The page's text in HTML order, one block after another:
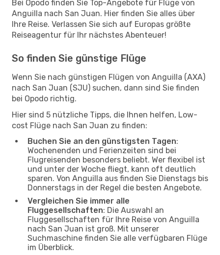
Bei Opodo finden Sie Top-Angebote für Flüge von
Anguilla nach San Juan. Hier finden Sie alles über
Ihre Reise. Verlassen Sie sich auf Europas größte
Reiseagentur für Ihr nächstes Abenteuer!
So finden Sie günstige Flüge
Wenn Sie nach günstigen Flügen von Anguilla (AXA)
nach San Juan (SJU) suchen, dann sind Sie finden
bei Opodo richtig.
Hier sind 5 nützliche Tipps, die Ihnen helfen, Low-
cost Flüge nach San Juan zu finden:
Buchen Sie an den günstigsten Tagen:
Wochenenden und Ferienzeiten sind bei
Flugreisenden besonders beliebt. Wer flexibel ist
und unter der Woche fliegt, kann oft deutlich
sparen. Von Anguilla aus finden Sie Dienstags bis
Donnerstags in der Regel die besten Angebote.
Vergleichen Sie immer alle
Fluggesellschaften: Die Auswahl an
Fluggesellschaften für Ihre Reise von Anguilla
nach San Juan ist groß. Mit unserer
Suchmaschine finden Sie alle verfügbaren Flüge
im Überblick.